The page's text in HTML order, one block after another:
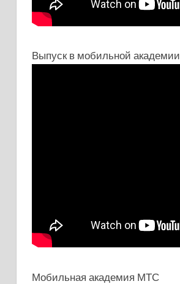
Выпуск в мобильной академии
Мобильная академия МТС